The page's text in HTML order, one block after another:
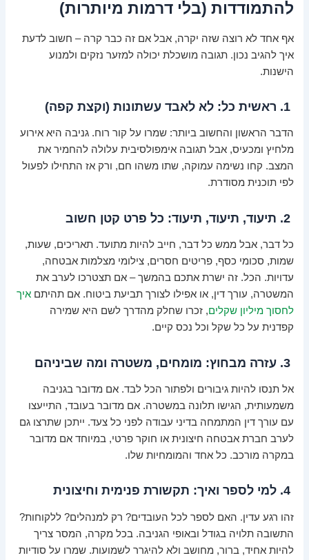
להתמודדות (בלי דרמות מיותרות)
אף אחד לא רוצה שזה יקרה, אבל אם זה כבר קרה – חשוב לדעת
איך להגיב נכון. תגובה מושכלת יכולה למזער נזקים ולמנוע
הישנות.
1. ראשית כל: לא לאבד עשתונות (וקצת קפה)
הדבר הראשון והחשוב ביותר: שמרו על קור רוח. גניבה היא אירוע
מלחיץ ומכעיס, אבל תגובה אימפולסיבית עלולה להחמיר את
המצב. קחו נשימה עמוקה, שתו משהו חם, ורק אז התחילו לפעול
לפי תוכנית מסודרת.
2. תיעוד, תיעוד, תיעוד: כל פרט קטן חשוב
כל דבר, אבל ממש כל דבר, חייב להיות מתועד. תאריכים, שעות,
שמות, סכומי כסף, פריטים חסרים, צילומי מצלמות אבטחה,
עדויות. הכל. זה ישרת אתכם בהמשך – אם תצטרכו לערב את
המשטרה, עורך דין, או אפילו לצורך תביעת ביטוח. אם תהיתםאיך
לחסוך מיליון שקלים, זכרו שחלק מהדרך לשם היא שמירה
קפדנית על כל שקל וכל נכס קיים.
3. עזרה מבחוץ: מומחים, משטרה ומה שביניהם
אל תנסו להיות גיבורים ולפתור הכל לבד. אם מדובר בגניבה
משמעותית, הגישו תלונה במשטרה. אם מדובר בעובד, התייעצו
עם עורך דין המתמחה בדיני עבודה לפני כל צעד. ייתכן שתרצו גם
לערב חברת אבטחה חיצונית או חוקר פרטי, במיוחד אם מדובר
במקרה מורכב. כל אחד והמומחיות שלו.
4. למי לספר ואיך: תקשורת פנימית וחיצונית
זהו רגע עדין. האם לספר לכל העובדים? רק למנהלים? ללקוחות?
התשובה תלויה בגודל ובאופי הגניבה. בכל מקרה, המסר צריך
להיות אחיד, ברור, מחושב ולא להיגרר לשמועות. שמרו על סודיות